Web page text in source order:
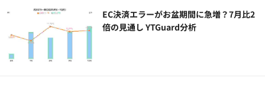
EC決済エラーがお盆期間に急増？7月比2
倍の見通し YTGuard分析